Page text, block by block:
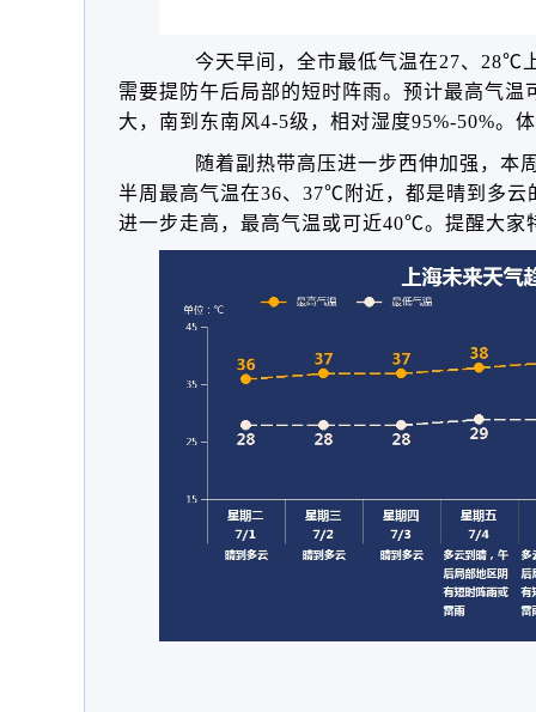
今天早间，全市最低气温在27、28℃
需要提防午后局部的短时阵雨。预计最高气
大，南到东南风4-5级，相对湿度95%-50%。
随着副热带高压进一步西伸加强，本
半周最高气温在36、37℃附近，都是晴到多云
进一步走高，最高气温或可近40℃。提醒大家